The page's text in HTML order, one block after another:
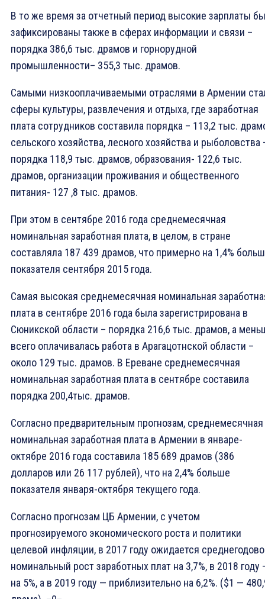
В то же время за отчетный период высокие зарплаты
зафиксированы также в сферах информации и связи –
порядка 386,6 тыс. драмов и горнорудной
промышленности– 355,3 тыс. драмов.
Самыми низкооплачиваемыми отраслями в Армении
сферы культуры, развлечения и отдыха, где заработная
плата сотрудников составила порядка – 113,2 тыс.
сельского хозяйства, лесного хозяйства и рыболовства
порядка 118,9 тыс. драмов, образования- 122,6 тыс.
драмов, организации проживания и общественного
питания- 127 ,8 тыс. драмов.
При этом в сентябре 2016 года среднемесячная
номинальная заработная плата, в целом, в стране
составляла 187 439 драмов, что примерно на 1,4%
показателя сентября 2015 года.
Самая высокая среднемесячная номинальная
плата в сентябре 2016 года была зарегистрирована в
Сюникской области – порядка 216,6 тыс. драмов, а
всего оплачивалась работа в Арагацотнской области –
около 129 тыс. драмов. В Ереване среднемесячная
номинальная заработная плата в сентябре составила
порядка 200,4тыс. драмов.
Согласно предварительным прогнозам, среднемесячная
номинальная заработная плата в Армении в январе-
октябре 2016 года составила 185 689 драмов (386
долларов или 26 117 рублей), что на 2,4% больше
показателя января-октября текущего года.
Согласно прогнозам ЦБ Армении, с учетом
прогнозируемого экономического роста и политики
целевой инфляции, в 2017 году ожидается
номинальный рост заработных плат на 3,7%, в 2018 году
на 5%, а в 2019 году — приблизительно на 6,2%. ($1 —